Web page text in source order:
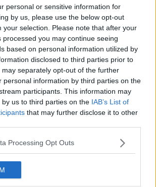
personal or sensitive information for
by us, please use the below opt-out
your selection. Please note that after your
processed you may continue seeing
based on personal information utilized by
disclosed to third parties prior to
separately opt-out of the further
personal information by third parties on the
participants. This information may
us to third parties on the IAB’s List of
that may further disclose it to other
Processing Opt Outs
dalla parte opposta dalla sala e
dalla visuale della ballerina che ha detto
salta la tanda. Avere comunque sempre un
E’ possibile che la donna invitata
fosse una seconda scelta ma messa così
impressione. Tutti abbiamo una prima
scelte. Nella donna è meno evidente
può far finta di non aver ricevuto un
lo vede. Nell’uomo, specie se va al pascolo,
gli dice di no, è sotto gli occhi di tutti. La
donna era veramente una equivalente
e in realtà non dipendono dalla
ma da altri fattori. Posto nuovo, gente
migliore, melodia che si balla meglio con la
prima, ecc.
le ballerine, diciamo di seconda scelta,
da adottare da parte del